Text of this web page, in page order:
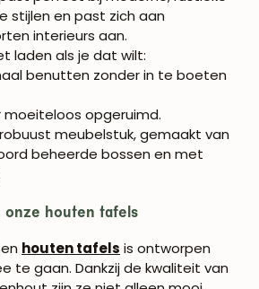
stijlen en past zich aan
interieurs aan.
laden als je dat wilt:
benutten zonder in te boeten
moeiteloos opgeruimd.
meubelstuk, gemaakt van
beheerde bossen en met
onze houten tafels
houten tafels is ontworpen
te gaan. Dankzij de kwaliteit van